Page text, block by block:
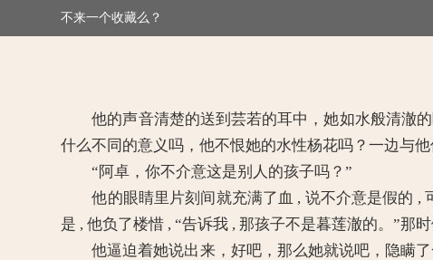
>媚倾天下：妖孽王爷别乱来
他的声音清楚的送到芸若的耳中，她如水般清澈的
什么不同的意义吗，他不恨她的水性杨花吗？一边与
“阿卓，你不介意这是别人的孩子吗？”
他的眼睛里片刻间就充满了血 , 说不介意是假的 ,
是 , 他负了楼惜 , “告诉我 , 那孩子不是暮莲澈的。”那
他逼迫着她说出来，好吧，那么她就说吧，隐瞒了
不来一个收藏么？